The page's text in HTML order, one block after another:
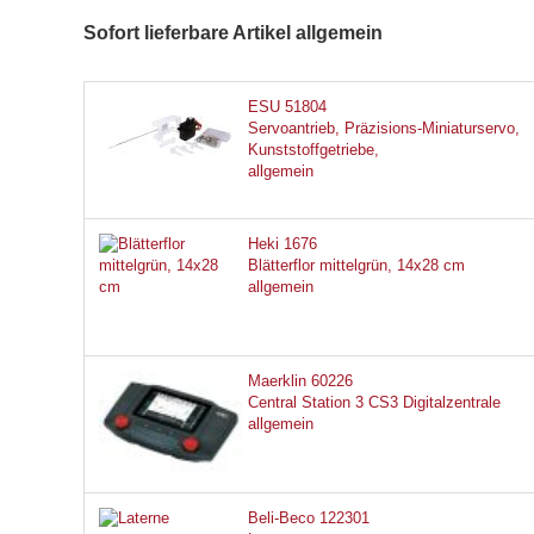
Sofort lieferbare Artikel allgemein
ESU 51804
Servoantrieb, Präzisions-Miniaturservo,
Kunststoffgetriebe,
allgemein
Heki 1676
Blätterflor mittelgrün, 14x28 cm
allgemein
Maerklin 60226
Central Station 3 CS3 Digitalzentrale
allgemein
Beli-Beco 122301